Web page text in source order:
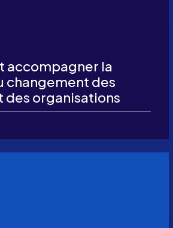
accompagner la
changement des
des organisations